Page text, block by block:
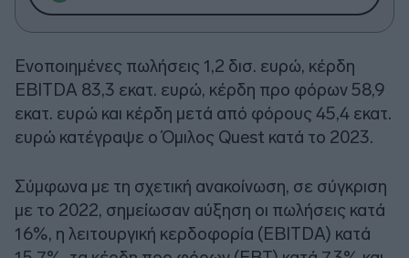
Ενοποιημένες πωλήσεις 1,2 δισ. ευρώ, κέρδη
EBITDA 83,3 εκατ. ευρώ, κέρδη προ φόρων 58,9
εκατ. ευρώ και κέρδη μετά από φόρους 45,4 εκατ.
ευρώ κατέγραψε ο Όμιλος Quest κατά το 2023.
Σύμφωνα με τη σχετική ανακοίνωση, σε σύγκριση
με το 2022, σημείωσαν αύξηση οι πωλήσεις κατά
16%, η λειτουργική κερδοφορία (EBITDA) κατά